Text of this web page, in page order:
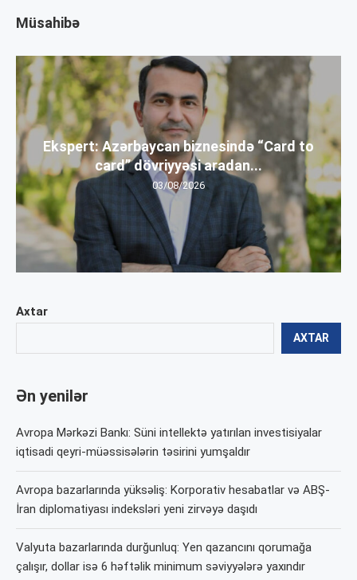
Axtar
AXTAR
Ən yenilər
Avropa Mərkəzi Bankı: Süni intellektə yatırılan investisiyalar
iqtisadi qeyri-müəssisələrin təsirini yumşaldır
Avropa bazarlarında yüksəliş: Korporativ hesabatlar və ABŞ-
İran diplomatiyası indeksləri yeni zirvəyə daşıdı
Valyuta bazarlarında durğunluq: Yen qazancını qorumağa
çalışır, dollar isə 6 həftəlik minimum səviyyələrə yaxındır
Müsahibə
Ekspert: Azərbaycan biznesində “Card to
card” dövriyyəsi aradan...
03/08/2026